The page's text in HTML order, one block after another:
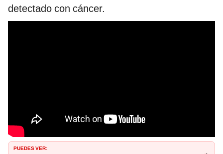
detectado con cáncer.
PUEDES VER: